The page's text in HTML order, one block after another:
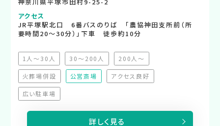
アクセス
JR平塚駅北口 6番バスのりば 「農協神田支所前（所
要時間20～30分）」下車 徒歩約10分
1人～30人
（非推奨）
30～200人
（非推奨）
200人～
（非推奨）
火葬場併設
（非対応）
公営斎場
アクセス良好
（非対応）
広い駐車場
（非対応）
詳しく見る